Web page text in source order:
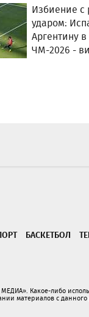
Избиение
ударом:
Аргентину
ЧМ-2026 -
БАСКЕТБОЛ
Какое-либо
материалов с данного